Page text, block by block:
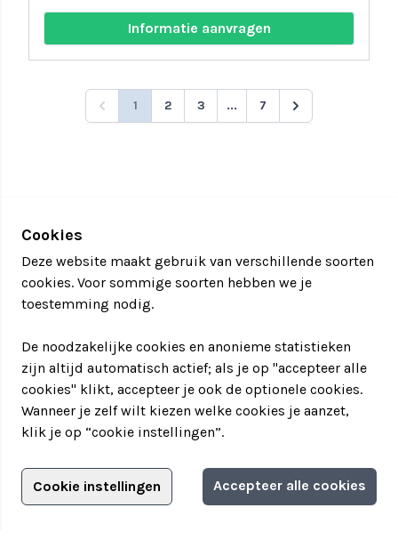
Filter jouw teamuitstapje!
Informatie aanvragen
1 2 3 ... 7
Adverteren?
Adverteerdersopties
Cookies
Deze website maakt gebruik van verschillende soorten
cookies. Voor sommige soorten hebben we je
toestemming nodig.
De noodzakelijke cookies en anonieme statistieken
zijn altijd automatisch actief; als je op "accepteer alle
cookies" klikt, accepteer je ook de optionele cookies.
Wanneer je zelf wilt kiezen welke cookies je aanzet,
klik je op “cookie instellingen”.
Cookie instellingen Accepteer alle cookies